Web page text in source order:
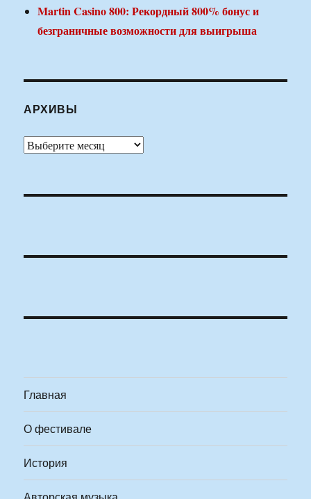
Martin Casino 800: Рекордный 800% бонус и
безграничные возможности для выигрыша
АРХИВЫ
Архивы
Главная
О фестивале
История